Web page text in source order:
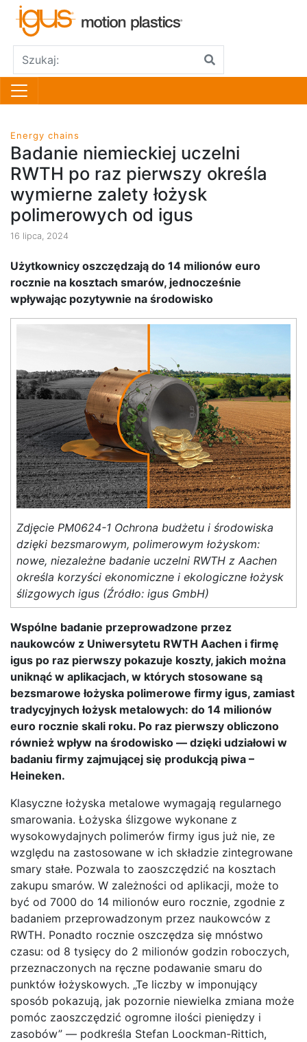
Energy chains
Badanie niemieckiej uczelni
RWTH po raz pierwszy określa
wymierne zalety łożysk
polimerowych od igus
16 lipca, 2024
Użytkownicy oszczędzają do 14 milionów euro
rocznie na kosztach smarów, jednocześnie
wpływając pozytywnie na środowisko
Zdjęcie PM0624-1 Ochrona budżetu i środowiska
dzięki bezsmarowym, polimerowym łożyskom:
nowe, niezależne badanie uczelni RWTH z Aachen
określa korzyści ekonomiczne i ekologiczne łożysk
ślizgowych igus (Źródło: igus GmbH)
Wspólne badanie przeprowadzone przez
naukowców z Uniwersytetu RWTH Aachen i firmę
igus po raz pierwszy pokazuje koszty, jakich można
uniknąć w aplikacjach, w których stosowane są
bezsmarowe łożyska polimerowe firmy igus, zamiast
tradycyjnych łożysk metalowych: do 14 milionów
euro rocznie skali roku. Po raz pierwszy obliczono
również wpływ na środowisko — dzięki udziałowi w
badaniu firmy zajmującej się produkcją piwa –
Heineken.
Klasyczne łożyska metalowe wymagają regularnego
smarowania. Łożyska ślizgowe wykonane z
wysokowydajnych polimerów firmy igus już nie, ze
względu na zastosowane w ich składzie zintegrowane
smary stałe. Pozwala to zaoszczędzić na kosztach
zakupu smarów. W zależności od aplikacji, może to
być od 7000 do 14 milionów euro rocznie, zgodnie z
badaniem przeprowadzonym przez naukowców z
RWTH. Ponadto rocznie oszczędza się mnóstwo
czasu: od 8 tysięcy do 2 milionów godzin roboczych,
przeznaczonych na ręczne podawanie smaru do
punktów łożyskowych. „Te liczby w imponujący
sposób pokazują, jak pozornie niewielka zmiana może
pomóc zaoszczędzić ogromne ilości pieniędzy i
zasobów” — podkreśla Stefan Loockman-Rittich,